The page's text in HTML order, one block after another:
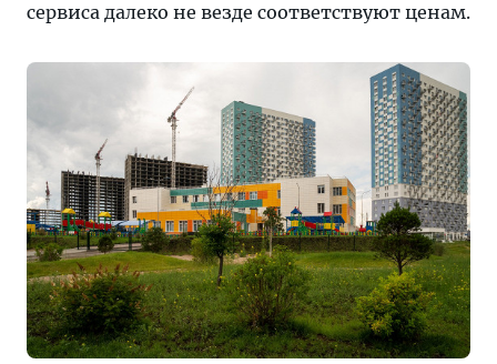
сервиса далеко не везде соответствуют ценам.